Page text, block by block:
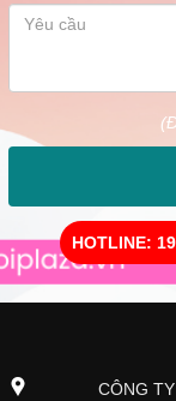
HOTLINE:
CÔNG